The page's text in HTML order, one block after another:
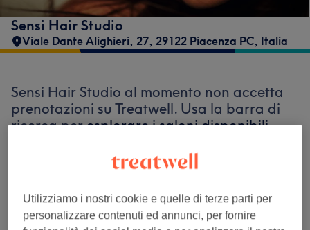
Sensi Hair Studio
Viale Dante Alighieri, 27, 29122 Piacenza PC, Italia
Sensi Hair Studio al momento non accetta
prenotazioni su Treatwell. Usa la barra di
ricerca per esplorare i saloni disponibili
professionisti altamente qualificati pronti
Trova i migliori centri vicino a te
Utilizziamo i nostri cookie e quelle di terze parti per
personalizzare contenuti ed annunci, per fornire